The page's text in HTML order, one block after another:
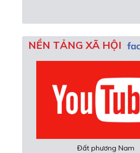
NỀN TẢNG XÃ HỘI
Tin tức phương Nam